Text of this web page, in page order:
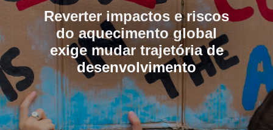
Reverter impactos e riscos
do aquecimento global
exige mudar trajetória de
desenvolvimento